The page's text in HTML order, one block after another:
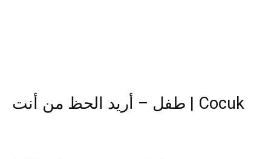
طفل – أريد الحظ من أنت | Cocuk